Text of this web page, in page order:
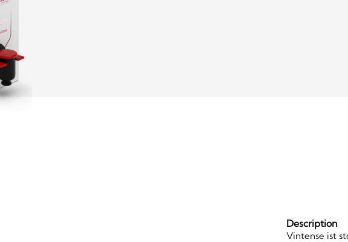
Description
Vintense ist